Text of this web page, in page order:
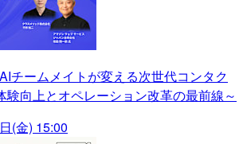
チームメイトが変える次世代コンタク
験向上とオペレーション改革の最前線～
(金) 15:00